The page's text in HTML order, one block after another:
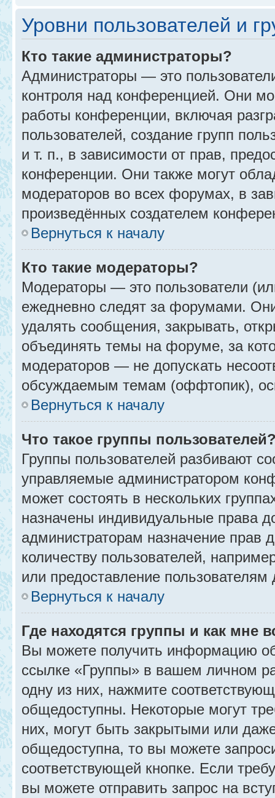
Уровни пользователей и
Кто такие администраторы?
Администраторы — это
контроля над конференцией. Они
работы конференции, включая
пользователей, создание групп
и т. п., в зависимости от прав,
конференции. Они также могут
модераторов во всех форумах, в
произведённых создателем
Вернуться к началу
Кто такие модераторы?
Модераторы — это пользователи
ежедневно следят за форумами.
удалять сообщения, закрывать,
объединять темы на форуме, за
модераторов — не допускать
обсуждаемым темам (оффтопик),
Вернуться к началу
Что такое группы
Группы пользователей разбивают
управляемые администратором
может состоять в нескольких
назначены индивидуальные права
администраторам назначение прав
количеству пользователей,
или предоставление
Вернуться к началу
Где находятся группы и как мне
Вы можете получить информацию
ссылке «Группы» в вашем личном
одну из них, нажмите
общедоступны. Некоторые могут
них, могут быть закрытыми или
общедоступна, то вы можете
соответствующей кнопке. Если
вы можете отправить запрос на